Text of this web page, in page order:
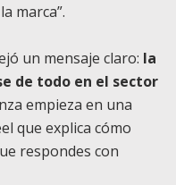
marca”.
un mensaje claro: la
de todo en el sector
empieza en una
que explica cómo
respondes con